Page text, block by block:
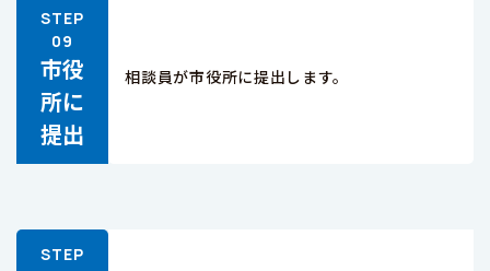
市役
所に
提出
相談員が市役所に提出します。